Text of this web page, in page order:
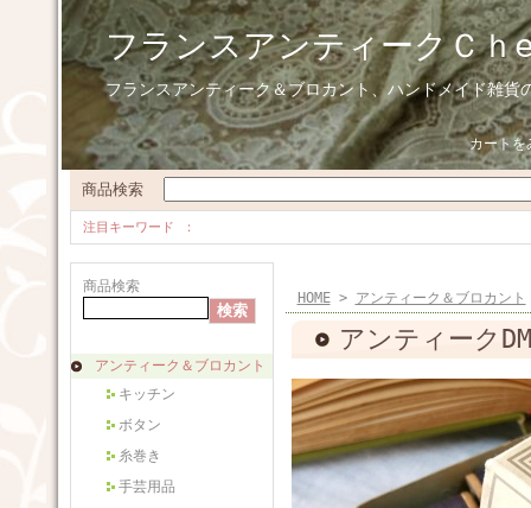
フランスアンティークＣｈ
フランスアンティーク＆ブロカント、ハンドメイド雑貨
カートを
商品検索
注目キーワード
商品検索
アンティーク＆ブロカント
キッチン
ボタン
糸巻き
手芸用品
HOME> アンティーク＆ブロカント
アンティーク